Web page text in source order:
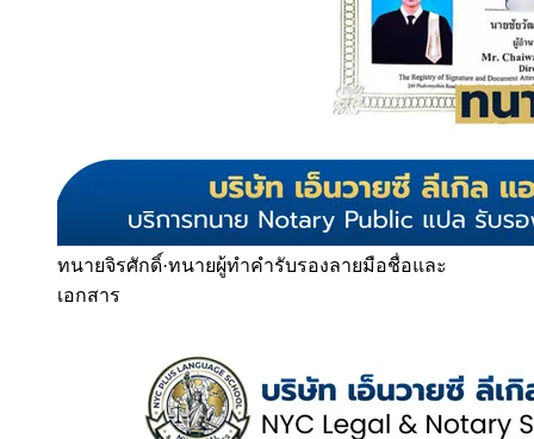
ทนายจิรศักดิ์·ทนายผู้ทำคำรับรองลายมือชื่อและ
เอกสาร